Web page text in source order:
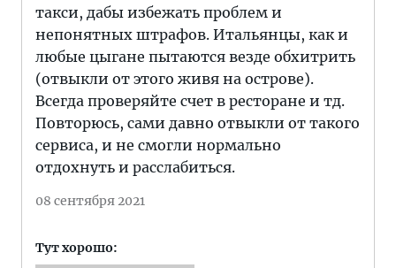
такси, дабы избежать проблем и
непонятных штрафов. Итальянцы, как и
любые цыгане пытаются везде обхитрить
(отвыкли от этого живя на острове).
Всегда проверяйте счет в ресторане и тд.
Повторюсь, сами давно отвыкли от такого
сервиса, и не смогли нормально
отдохнуть и расслабиться.
08 сентября 2021
Тут хорошо: